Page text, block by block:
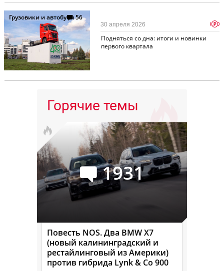
Грузовики и автобусы56
Подняться со дна: итоги и новинки
первого квартала
30 апреля 2026 p
Горячие темы
1931
Повесть NOS. Два BMW X7
(новый калининградский и
рестайлинговый из Америки)
против гибрида Lynk & Co 900